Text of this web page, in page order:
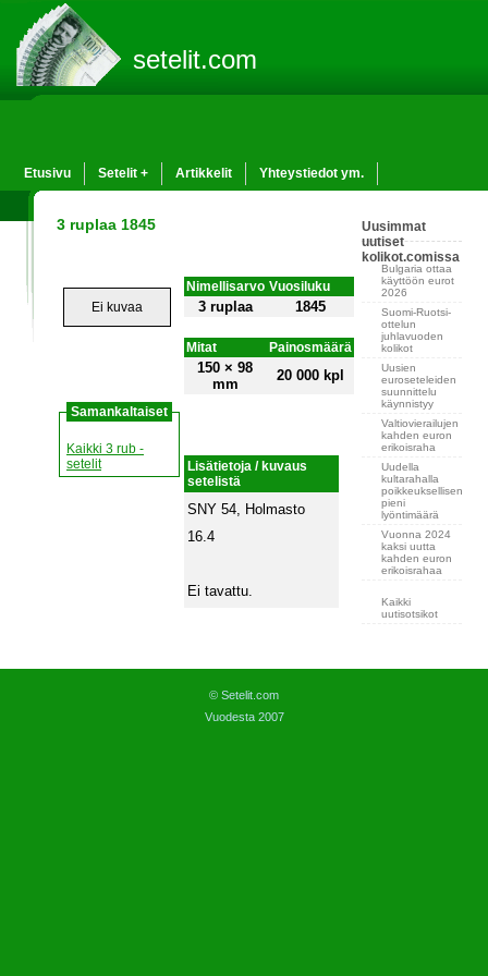
setelit.com
Etusivu Setelit + Artikkelit Yhteystiedot ym.
3 ruplaa 1845
Ei kuvaa
Samankaltaiset
Kaikki 3 rub -
setelit
Nimellisarvo Vuosiluku
3 ruplaa 1845
Mitat Painosmäärä
150 × 98
mm
20 000 kpl
Lisätietoja / kuvaus
setelistä
SNY 54, Holmasto
16.4
Ei tavattu.
Uusimmat
uutiset
kolikot.comissa
Bulgaria ottaa
käyttöön eurot
2026
Suomi-Ruotsi-
ottelun
juhlavuoden
kolikot
Uusien
euroseteleiden
suunnittelu
käynnistyy
Valtiovierailujen
kahden euron
erikoisraha
Uudella
kultarahalla
poikkeuksellisen
pieni
lyöntimäärä
Vuonna 2024
kaksi uutta
kahden euron
erikoisrahaa
Kaikki
uutisotsikot
© Setelit.com
Vuodesta 2007